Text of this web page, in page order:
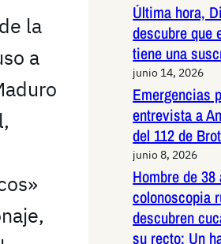
la
a
Última hora,
descubre que
tiene una
junio 14, 2026
Emergencias
entrevista a
del 112 de
junio 8, 2026
Hombre de
colonoscopia
descubren
su recto: Un